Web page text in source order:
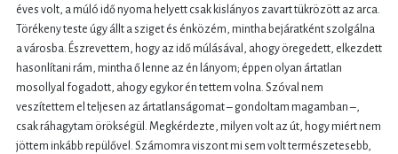
éves volt, a múló idő nyoma helyett csak kislányos zavart tükrözött az arca.
Törékeny teste úgy állt a sziget és énközém, mintha bejáratként szolgálna
a városba. Észrevettem, hogy az idő múlásával, ahogy öregedett, elkezdett
hasonlítani rám, mintha ő lenne az én lányom­; éppen olyan ártatlan
mosollyal fogadott, ahogy egykor én tettem volna. Szóval nem
veszítettem el teljesen az ártatlanságomat – gondoltam magamban –,
csak ráhagytam örökségül. Megkérdezte, milyen volt az út, hogy miért nem
jöttem inkább repülővel. Számomra viszont mi sem volt természetesebb,